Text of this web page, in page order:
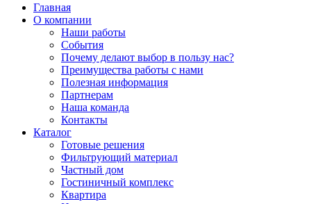
Главная
О компании
Наши работы
События
Почему делают выбор в пользу нас?
Преимущества работы с нами
Полезная информация
Партнерам
Наша команда
Контакты
Каталог
Готовые решения
Фильтрующий материал
Частный дом
Гостиничный комплекс
Квартира